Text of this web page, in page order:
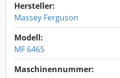
Hersteller:
Massey Ferguson
Modell:
MF 6465
Maschinennummer: